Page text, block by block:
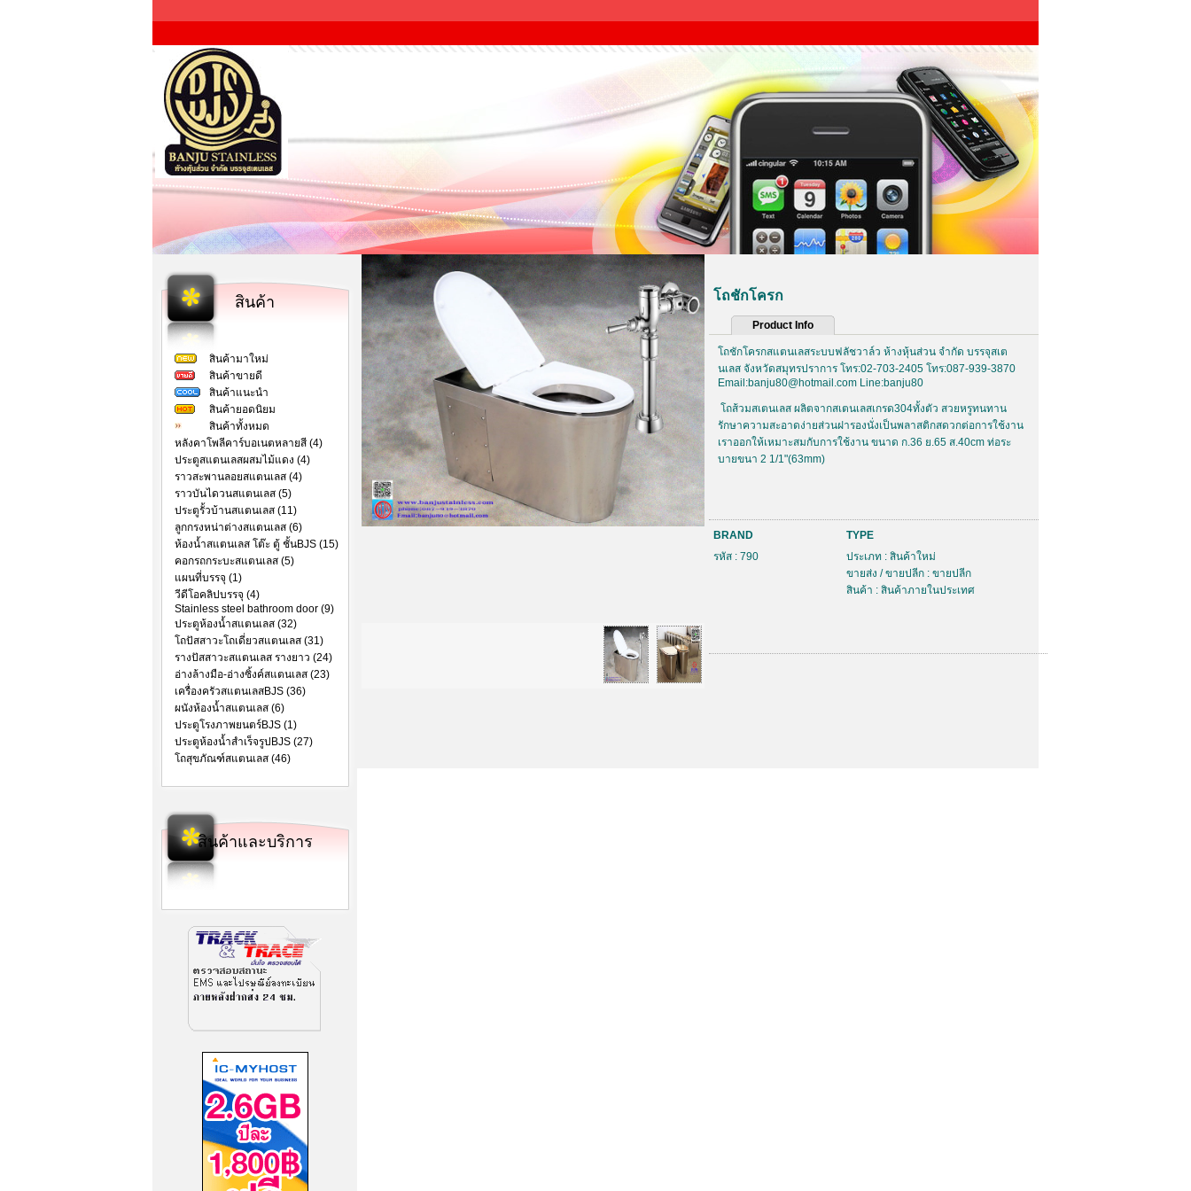
สินค้า
สินค้ามาใหม่
สินค้าขายดี
สินค้าแนะนำ
สินค้ายอดนิยม
สินค้าทั้งหมด
หลังคาโพลีคาร์บอเนตหลายสี (4)
ประตูสแตนเลสผสมไม้แดง (4)
ราวสะพานลอยสแตนเลส (4)
ราวบันไดวนสแตนเลส (5)
ประตูรั้วบ้านสแตนเลส (11)
ลูกกรงหน่าต่างสแตนเลส (6)
ห้องน้ำสแตนเลส โต๊ะ ตู้ ชั้นBJS (15)
คอกรถกระบะสแตนเลส (5)
แผนที่บรรจุ (1)
วีดีโอคลิปบรรจุ (4)
Stainless steel bathroom door (9)
ประตูห้องน้ำสแตนเลส (32)
โถปัสสาวะโถเดี่ยวสแตนเลส (31)
รางปัสสาวะสแตนเลส รางยาว (24)
อ่างล้างมือ-อ่างซิ้งค์สแตนเลส (23)
เครื่องครัวสแตนเลสBJS (36)
ผนังห้องน้ำสแตนเลส (6)
ประตูโรงภาพยนตร์BJS (1)
ประตูห้องน้ำสำเร็จรูปBJS (27)
โถสุขภัณฑ์สแตนเลส (46)
สินค้าและบริการ
โถชักโครก
Product Info
โถชักโครกสแตนเลสระบบฟลัชวาล์ว ห้างหุ้นส่วน จำกัด บรรจุสเต
นเลส จังหวัดสมุทรปราการ โทร:02-703-2405 โทร:087-939-3870
Email:banju80@hotmail.com Line:banju80
โถส้วมสเตนเลส ผลิตจากสเตนเลสเกรด304ทั้งตัว สวยหรูทนทาน
รักษาความสะอาดง่ายส่วนฝารองนั่งเป็นพลาสติกสดวกต่อการใช้งาน
เราออกให้เหมาะสมกับการใช้งาน ขนาด ก.36 ย.65 ส.40cm ท่อระ
บายขนา 2 1/1"(63mm)
BRAND
รหัส : 790
TYPE
ประเภท : สินค้าใหม่
ขายส่ง / ขายปลีก : ขายปลีก
สินค้า : สินค้าภายในประเทศ